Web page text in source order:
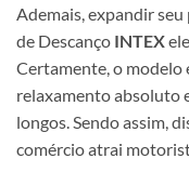
Ademais, expandir
de Descanço INTEX
Certamente, o
relaxamento absoluto
longos. Sendo assim,
comércio atrai